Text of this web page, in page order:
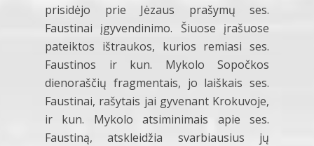
prisidėjo prie Jėzaus prašymų ses.
Faustinai įgyvendinimo. Šiuose įrašuose
pateiktos ištraukos, kurios remiasi ses.
Faustinos ir kun. Mykolo Sopočkos
dienoraščių fragmentais, jo laiškais ses.
Faustinai, rašytais jai gyvenant Krokuvoje,
ir kun. Mykolo atsiminimais apie ses.
Faustiną, atskleidžia svarbiausius jų